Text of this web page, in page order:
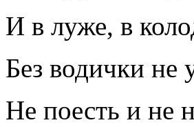
И в луже, в
Без водички не
Не поесть и не